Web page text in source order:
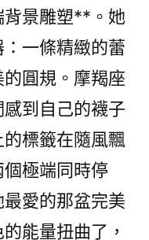
台
秀
傳
健
檢
沖
上
黝
黑
背景雕塑**。她
一條精緻的蕾
圓規。摩羯座
到自己的襪子
標籤在隨風飄
極端同時停
愛的那盆完美
能量扭曲了，